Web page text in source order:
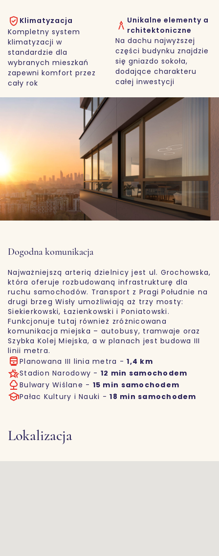
Klimatyzacja
Kompletny system
klimatyzacji w
standardzie dla
wybranych mieszkań
zapewni komfort przez
cały rok
Unikalne elementy a
rchitektoniczne
Na dachu najwyższej
części budynku znajdzie
się gniazdo sokoła,
dodające charakteru
całej inwestycji
Dogodna komunikacja
Najważniejszą arterią dzielnicy jest ul. Grochowska,
która oferuje rozbudowaną infrastrukturę dla
ruchu samochodów. Transport z Pragi Południe na
drugi brzeg Wisły umożliwiają aż trzy mosty:
Siekierkowski, Łazienkowski i Poniatowski.
Funkcjonuje tutaj również zróżnicowana
komunikacja miejska – autobusy, tramwaje oraz
Szybka Kolej Miejska, a w planach jest budowa III
linii metra.
Planowana III linia metra -1,4 km
Stadion Narodowy - 12 min samochodem
Bulwary Wiślane - 15 min samochodem
Pałac Kultury i Nauki -18 min samochodem
Lokalizacja